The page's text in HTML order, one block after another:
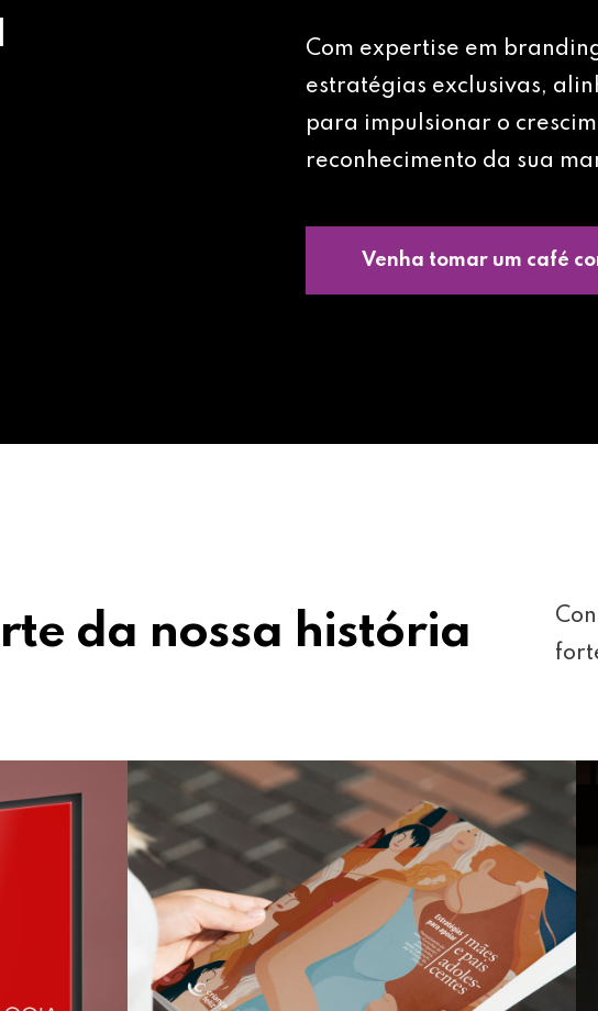
Com expertise em
estratégias exclusivas,
para impulsionar o
reconhecimento da sua
Venha tomar um café
da nossa história